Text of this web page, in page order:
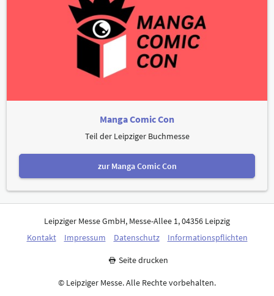
Manga Comic Con
Teil der Leipziger Buchmesse
zur Manga Comic Con
Leipziger Messe GmbH, Messe-Allee 1, 04356 Leipzig
Kontakt
Impressum Datenschutz Informationspflichten
Seite drucken
© Leipziger Messe. Alle Rechte vorbehalten.